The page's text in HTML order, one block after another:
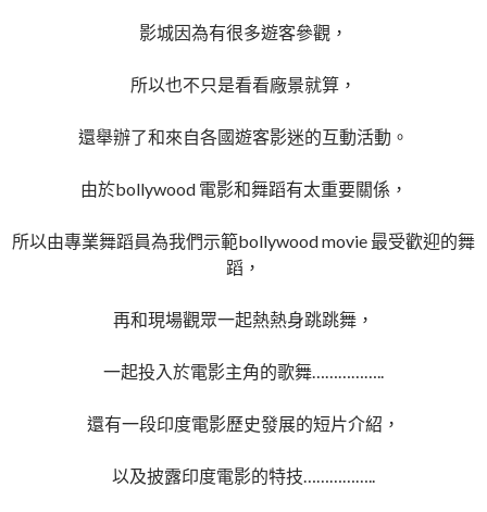
影城因為有很多遊客參觀，
所以也不只是看看廠景就算，
還舉辦了和來自各國遊客影迷的互動活動。
由於bollywood 電影和舞蹈有太重要關係，
所以由專業舞蹈員為我們示範bollywood movie 最受歡迎的舞
蹈，
再和現場觀眾一起熱熱身跳跳舞，
一起投入於電影主角的歌舞……………..
還有一段印度電影歷史發展的短片介紹，
以及披露印度電影的特技……………..